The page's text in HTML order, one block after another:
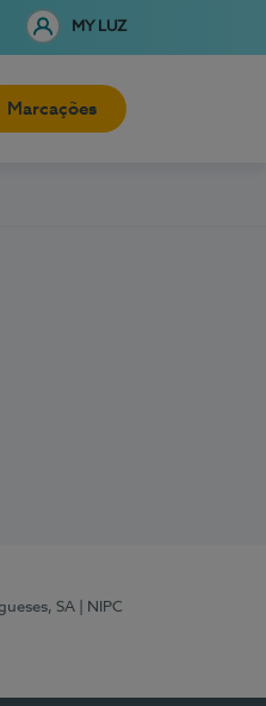
MY LUZ
Marcações
SA
| NIPC